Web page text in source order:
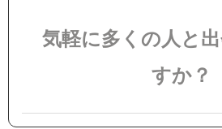
気軽に多くの人と
すか？